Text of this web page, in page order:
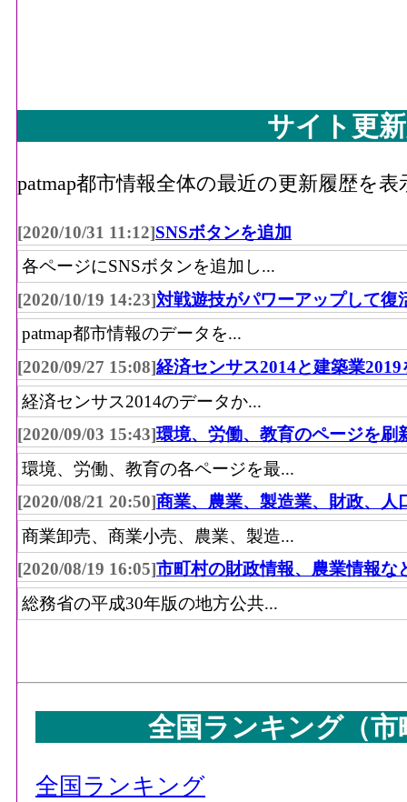
サイト更
patmap都市情報全体の最近の更新履歴を表
[2020/10/31 11:12]SNSボタンを追加
各ページにSNSボタンを追加し...
[2020/10/19 14:23]対戦遊技がパワーアップして復
patmap都市情報のデータを...
[2020/09/27 15:08]経済センサス2014と建築業2019
経済センサス2014のデータか...
[2020/09/03 15:43]環境、労働、教育のページを刷
環境、労働、教育の各ページを最...
[2020/08/21 20:50]商業、農業、製造業、財政、人
商業卸売、商業小売、農業、製造...
[2020/08/19 16:05]市町村の財政情報、農業情報な
総務省の平成30年版の地方公共...
全国ランキング（
全国ランキング